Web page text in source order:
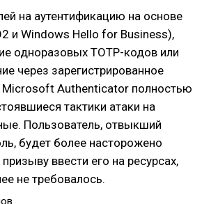
на аутентификацию на основе
и Windows Hello for Business),
одноразовых TOTP-кодов или
через зарегистрированное
Microsoft Authenticator полностью
тактики атаки на
Пользователь, отвыкший
будет более насторожено
ввести его на ресурсах,
не требовалось.